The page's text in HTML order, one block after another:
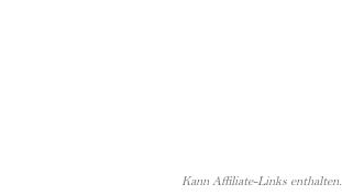
Kann Affiliate-Links enthalten.